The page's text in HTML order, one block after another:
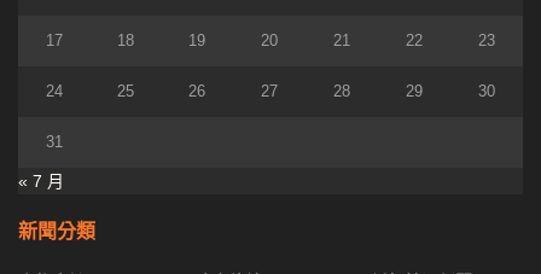
17 18 19 20 21 22 23
24 25 26 27 28 29 30
31
« 7 月
新聞分類